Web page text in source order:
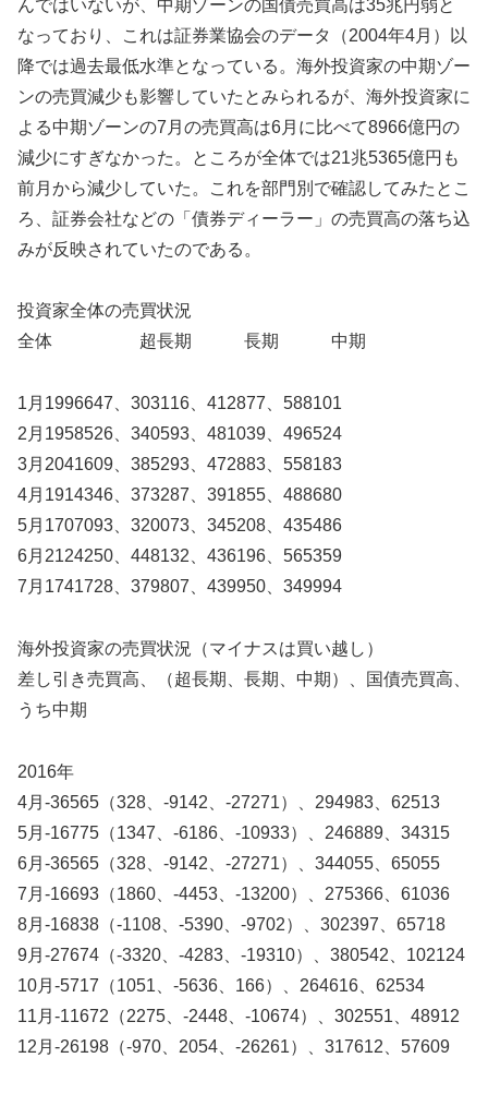
んではいないが、中期ゾーンの国債売買高は35兆円弱と
なっており、これは証券業協会のデータ（2004年4月）以
降では過去最低水準となっている。海外投資家の中期ゾー
ンの売買減少も影響していたとみられるが、海外投資家に
よる中期ゾーンの7月の売買高は6月に比べて8966億円の
減少にすぎなかった。ところが全体では21兆5365億円も
前月から減少していた。これを部門別で確認してみたとこ
ろ、証券会社などの「債券ディーラー」の売買高の落ち込
みが反映されていたのである。
投資家全体の売買状況
全体 超長期 長期 中期
1月1996647、303116、412877、588101
2月1958526、340593、481039、496524
3月2041609、385293、472883、558183
4月1914346、373287、391855、488680
5月1707093、320073、345208、435486
6月2124250、448132、436196、565359
7月1741728、379807、439950、349994
海外投資家の売買状況（マイナスは買い越し）
差し引き売買高、（超長期、長期、中期）、国債売買高、
うち中期
2016年
4月-36565（328、-9142、-27271）、294983、62513
5月-16775（1347、-6186、-10933）、246889、34315
6月-36565（328、-9142、-27271）、344055、65055
7月-16693（1860、-4453、-13200）、275366、61036
8月-16838（-1108、-5390、-9702）、302397、65718
9月-27674（-3320、-4283、-19310）、380542、102124
10月-5717（1051、-5636、166）、264616、62534
11月-11672（2275、-2448、-10674）、302551、48912
12月-26198（-970、2054、-26261）、317612、57609